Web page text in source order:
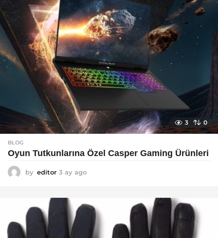
3 0
BLOG
Oyun Tutkunlarına Özel Casper Gaming Ürünleri
by editor 3 ay ago
g